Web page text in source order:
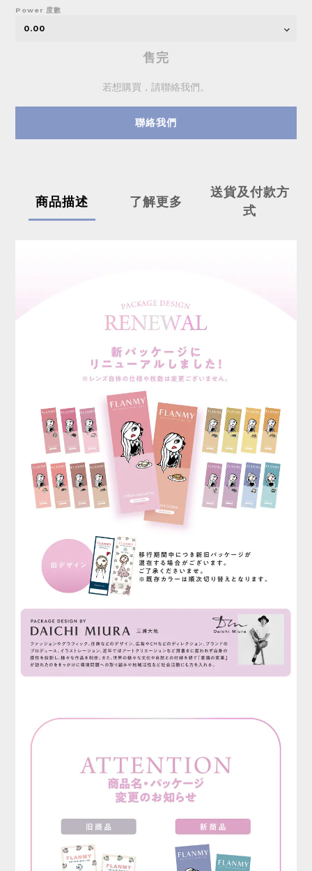
Power 度數
售完
若想購買，請聯絡我們。
聯絡我們
商品描述 了解更多
送貨及付款方
式